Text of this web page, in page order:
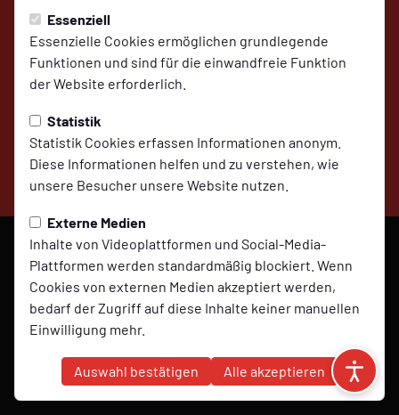
Essenziell
Essenzielle Cookies ermöglichen grundlegende
Funktionen und sind für die einwandfreie Funktion
der Website erforderlich.
Statistik
Statistik Cookies erfassen Informationen anonym.
Diese Informationen helfen und zu verstehen, wie
unsere Besucher unsere Website nutzen.
Externe Medien
Inhalte von Videoplattformen und Social-Media-
Plattformen werden standardmäßig blockiert. Wenn
Cookies von externen Medien akzeptiert werden,
bedarf der Zugriff auf diese Inhalte keiner manuellen
Einwilligung mehr.
Marketing
Marketing-Cookies werden verwendet, um Ihnen
Auswahl bestätigen Alle akzeptieren
Impressum
© 2026 SV Molbergen,
präsentiert vonClubShare